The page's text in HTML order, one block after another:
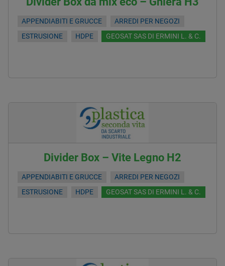
APPENDIABITI E GRUCCE
ARREDI PER NEGOZI
ESTRUSIONE
HDPE GEOSAT SAS DI ERMINI L. & C.
Divider Box – Vite Legno H2
APPENDIABITI E GRUCCE
ARREDI PER NEGOZI
ESTRUSIONE
HDPE GEOSAT SAS DI ERMINI L. & C.